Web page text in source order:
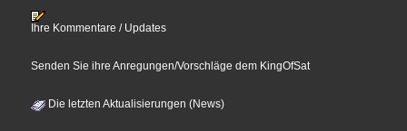
Ihre Kommentare / Updates
Senden Sie ihre Anregungen/Vorschläge dem KingOfSat
Die letzten Aktualisierungen (News)